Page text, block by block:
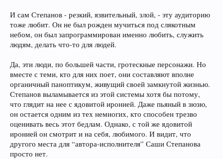
И сам Степанов - резкий, язвительный, злой, - эту аудиторию
тоже любит. Он не был рожден мучиться под слякотным
небом, он был запрограммирован именно любить, служить
людям, делать что-то для людей.
Да, эти люди, по большей части, гротескные персонажи. Но
вместе с теми, кто для них поет, они составляют вполне
органичный паноптикум, живущий своей замкнутой жизнью.
Степанов выламывается из этой системы хотя бы потому,
что глядит на нее с ядовитой иронией. Даже пьяный в зюзю,
он остается одним из тех немногих, кто способен трезво
оценивать весь этот бедлам. Однако, с той же ядовитой
иронией он смотрит и на себя, любимого. И видит, что
другого места для “автора-исполнителя” Саши Степанова
просто нет.